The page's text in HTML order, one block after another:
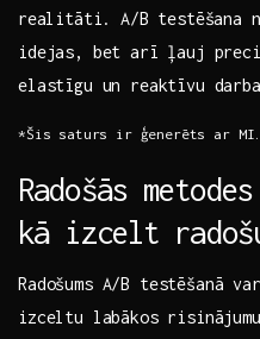
⁢realitāti. A/B testēšana
idejas, bet arī ļauj
elastīgu un reaktīvu​
*Šis saturs ir‌ ģenerēts ar
Radošās
‍kā izcelt
Radošums A/B‍
izceltu‌ labākos